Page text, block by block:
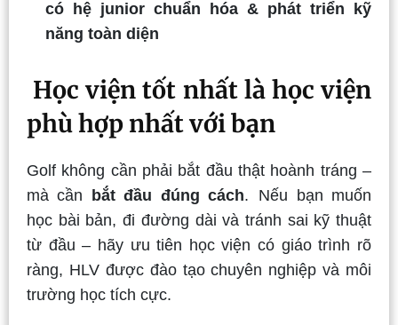
có hệ junior chuẩn hóa & phát triển kỹ
năng toàn diện
Học viện tốt nhất là học viện
phù hợp nhất với bạn
Golf không cần phải bắt đầu thật hoành tráng –
mà cần bắt đầu đúng cách. Nếu bạn muốn
học bài bản, đi đường dài và tránh sai kỹ thuật
từ đầu – hãy ưu tiên học viện có giáo trình rõ
ràng, HLV được đào tạo chuyên nghiệp và môi
trường học tích cực.